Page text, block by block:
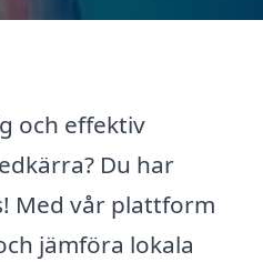
och effektiv
Du har
Med vår plattform
jämföra lokala